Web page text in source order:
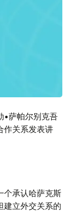
•萨帕尔别克吾
作关系发表讲
个承认哈萨克斯
建立外交关系的